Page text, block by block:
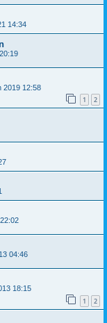
14:34
2019 12:58
1 2
04:46
18:15
1 2